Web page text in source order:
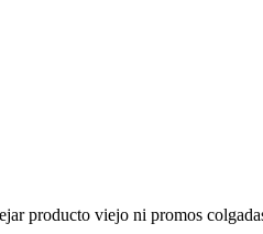
producto viejo ni promos